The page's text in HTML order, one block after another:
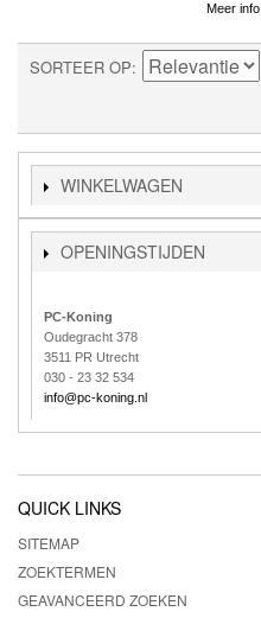
Meer info
SORTEER OP
WINKELWAGEN
OPENINGSTIJDEN
PC-Koning
Oudegracht 378
3511 PR Utrecht
030 - 23 32 534
info@pc-koning.nl
QUICK LINKS
SITEMAP
ZOEKTERMEN
GEAVANCEERD ZOEKEN